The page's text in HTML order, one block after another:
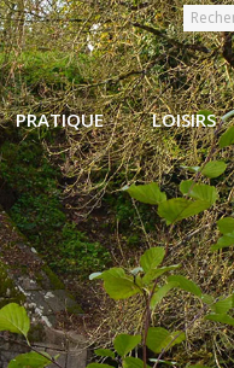
PRATIQUE LOISIRS